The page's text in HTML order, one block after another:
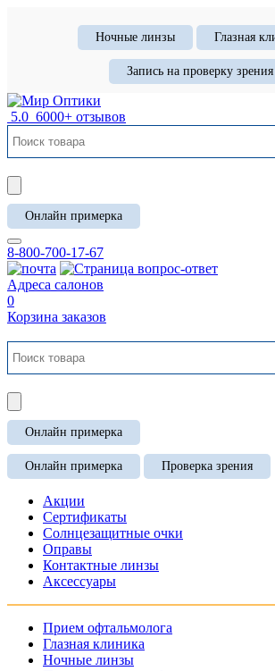
Ночные линзы Глазная
Запись на проверку зрения
5.0 6000+ отзывов
Онлайн примерка
8-800-700-17-67
Адреса салонов
0
Корзина заказов
Онлайн примерка
Онлайн примерка Проверка зрения
Акции
Сертификаты
Солнцезащитные очки
Оправы
Контактные линзы
Аксессуары
Прием офтальмолога
Глазная клиника
Ночные линзы